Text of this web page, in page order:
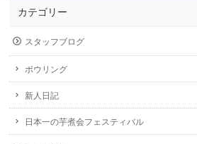
カテゴリー
スタッフブログ
ボウリング
新人日記
日本一の芋煮会フェスティバル